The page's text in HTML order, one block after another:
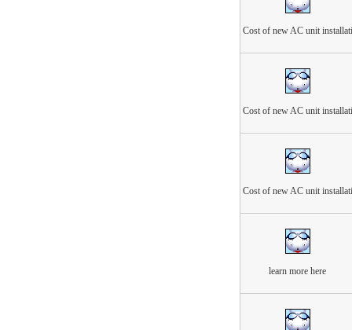
Cost of new AC unit installati
Cost of new AC unit installati
Cost of new AC unit installati
learn more here